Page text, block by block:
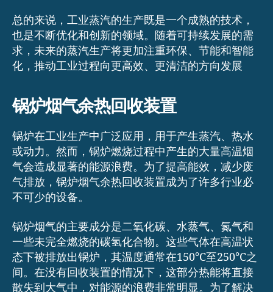
总的来说，工业蒸汽的生产既是一个成熟的技术，
也是不断优化和创新的领域。随着可持续发展的需
求，未来的蒸汽生产将更加注重环保、节能和智能
化，推动工业过程向更高效、更清洁的方向发展
锅炉烟气余热回收装置
锅炉在工业生产中广泛应用，用于产生蒸汽、热水
或动力。然而，锅炉燃烧过程中产生的大量高温烟
气会造成显著的能源浪费。为了提高能效，减少废
气排放，锅炉烟气余热回收装置成为了许多行业必
不可少的设备。
锅炉烟气的主要成分是二氧化碳、水蒸气、氮气和
一些未完全燃烧的碳氢化合物。这些气体在高温状
态下被排放出锅炉，其温度通常在150°C至250°C之
间。在没有回收装置的情况下，这部分热能将直接
散失到大气中，对能源的浪费非常明显。为了解决